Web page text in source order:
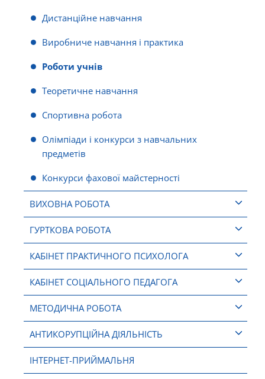
Дистанційне навчання
Виробниче навчання і практика
Роботи учнів
Теоретичне навчання
Спортивна робота
Олімпіади і конкурси з навчальних
предметів
Конкурси фахової майстерності
ВИХОВНА РОБОТА
ГУРТКОВА РОБОТА
КАБІНЕТ ПРАКТИЧНОГО ПСИХОЛОГА
КАБІНЕТ СОЦІАЛЬНОГО ПЕДАГОГА
МЕТОДИЧНА РОБОТА
АНТИКОРУПЦІЙНА ДІЯЛЬНІСТЬ
ІНТЕРНЕТ-ПРИЙМАЛЬНЯ